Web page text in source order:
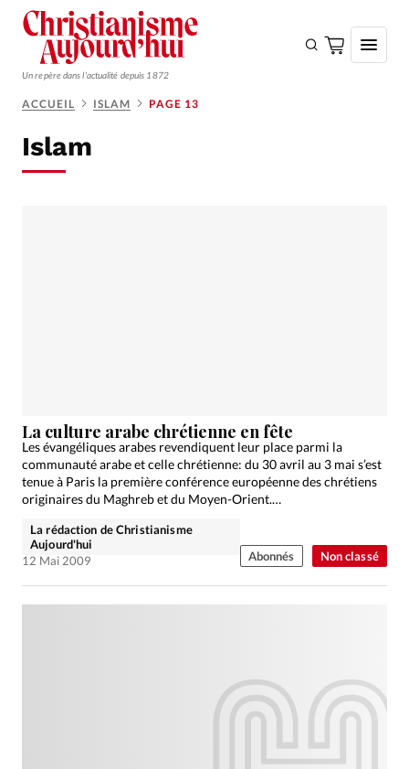
Un repère dans l'actualité depuis 1872
Monde
Devise:CHF
RUBRIQUES
Tous les articles
Actualité chrétienne
Actualité internationale
Dossier
Génération réveil
Monde
Opinions
Publireportage
Relations Aujourd'hui
Société
Tour du monde des Eglises
ACCUEIL ISLAM PAGE 13
Islam
Non classé
La culture arabe chrétienne en fête
Les évangéliques arabes revendiquent leur place parmi la
communauté arabe et celle chrétienne: du 30 avril au 3 mai s’est
tenue à Paris la première conférence européenne des chrétiens
originaires du Maghreb et du Moyen-Orient.…
La rédaction de Christianisme
Aujourd'hui
12 Mai 2009
Abonnés